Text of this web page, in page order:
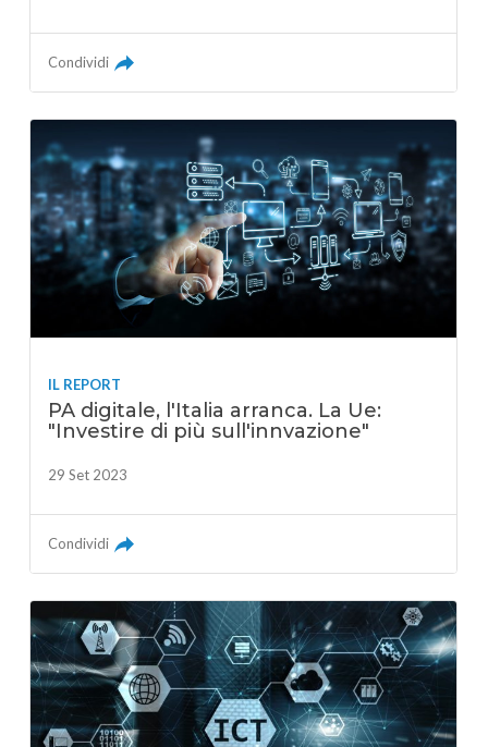
Condividi
IL REPORT
PA digitale, l'Italia arranca. La Ue:
"Investire di più sull'innvazione"
29 Set 2023
Condividi